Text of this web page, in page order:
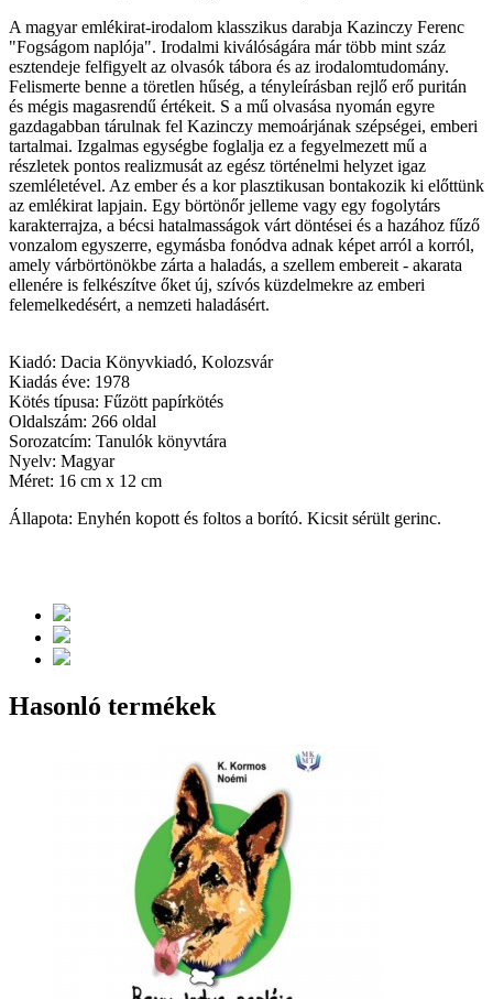
A magyar emlékirat-irodalom klasszikus darabja Kazinczy Ferenc
"Fogságom naplója". Irodalmi kiválóságára már több mint száz
esztendeje felfigyelt az olvasók tábora és az irodalomtudomány.
Felismerte benne a töretlen hűség, a tényleírásban rejlő erő puritán
és mégis magasrendű értékeit. S a mű olvasása nyomán egyre
gazdagabban tárulnak fel Kazinczy memoárjának szépségei, emberi
tartalmai. Izgalmas egységbe foglalja ez a fegyelmezett mű a
részletek pontos realizmusát az egész történelmi helyzet igaz
szemléletével. Az ember és a kor plasztikusan bontakozik ki előttünk
az emlékirat lapjain. Egy börtönőr jelleme vagy egy fogolytárs
karakterrajza, a bécsi hatalmasságok várt döntései és a hazához fűző
vonzalom egyszerre, egymásba fonódva adnak képet arról a korról,
amely várbörtönökbe zárta a haladás, a szellem embereit - akarata
ellenére is felkészítve őket új, szívós küzdelmekre az emberi
felemelkedésért, a nemzeti haladásért.
Kiadó: Dacia Könyvkiadó, Kolozsvár
Kiadás éve: 1978
Kötés típusa: Fűzött papírkötés
Oldalszám: 266 oldal
Sorozatcím: Tanulók könyvtára
Nyelv: Magyar
Méret: 16 cm x 12 cm
Állapota: Enyhén kopott és foltos a borító. Kicsit sérült gerinc.
Hasonló termékek